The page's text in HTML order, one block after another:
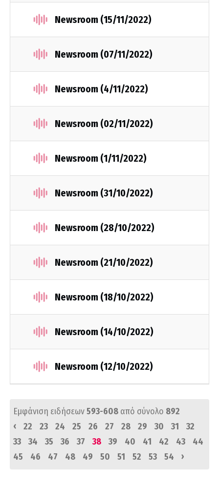
Newsroom (15/11/2022)
Newsroom (07/11/2022)
Newsroom (4/11/2022)
Νewsroom (02/11/2022)
Newsroom (1/11/2022)
Newsroom (31/10/2022)
Newsroom (28/10/2022)
Newsroom (21/10/2022)
Newsroom (18/10/2022)
Newsroom (14/10/2022)
Newsroom (12/10/2022)
Εμφάνιση ειδήσεων593-608 από σύνολο 892
‹
22 23 24 25 26 27 28 29 30 31
32
33
34 35 36 37 38 39 40 41 42 43
44
45
46 47 48 49 50 51 52 53 54 ›